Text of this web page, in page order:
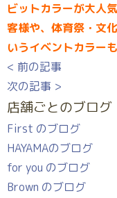
ビットカラーが大人
客様や、体育祭・文
いうイベントカラー
< 前の記事
次の記事 >
店舗ごとのブログ
First のブログ
HAYAMAのブログ
for you のブログ
Brown のブログ